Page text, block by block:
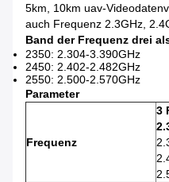
5km, 10km uav-
auch Frequenz 2.3GHz,
Band der Frequenz drei
2350: 2.304-3.390GHz
2450: 2.402-2.482GHz
2550: 2.500-2.570GHz
Parameter
Frequenz
3